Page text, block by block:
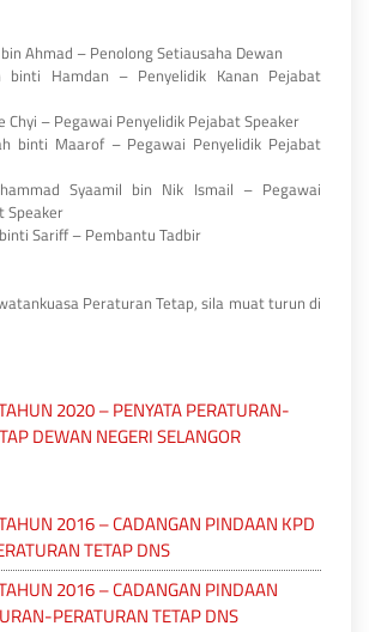
Ahmad – Penolong Setiausaha Dewan
binti Hamdan – Penyelidik Kanan Pejabat
Chyi – Pegawai Penyelidik Pejabat Speaker
binti Maarof – Pegawai Penyelidik Pejabat
Syaamil bin Nik Ismail – Pegawai
Speaker
Sariff – Pembantu Tadbir
Peraturan Tetap, sila muat turun di
2020 – PENYATA PERATURAN-
DEWAN NEGERI SELANGOR
2016 – CADANGAN PINDAAN KPD
TETAP DNS
2016 – CADANGAN PINDAAN
PERATURAN TETAP DNS